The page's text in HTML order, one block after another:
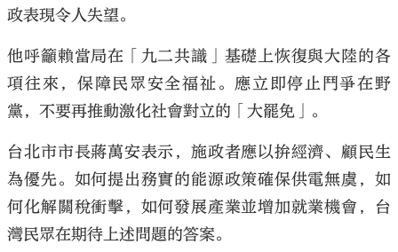
政表現令人失望。
他呼籲賴當局在「九二共識」基礎上恢復與大陸的各
項往來，保障民眾安全福祉。應立即停止鬥爭在野
黨，不要再推動激化社會對立的「大罷免」。
台北市市長蔣萬安表示，施政者應以拚經濟、顧民生
為優先。如何提出務實的能源政策確保供電無虞，如
何化解關稅衝擊，如何發展產業並增加就業機會，台
灣民眾在期待上述問題的答案。